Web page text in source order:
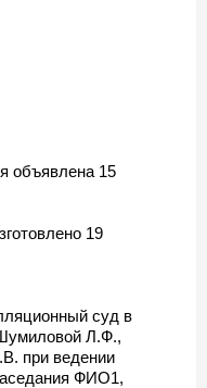
объявлена 15
19
суд в
Л.Ф.,
при ведении
ФИО1,